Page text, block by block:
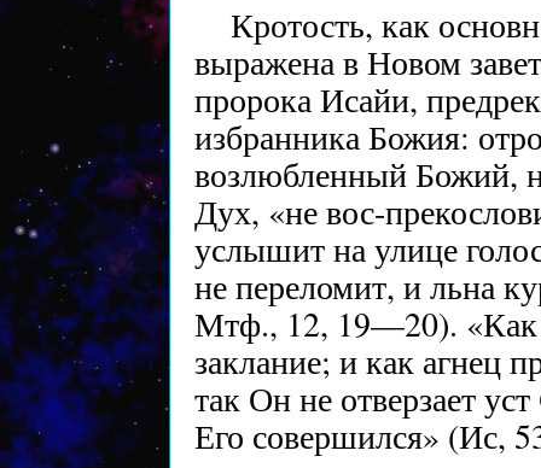
Кротость, как
выражена в Новом
пророка Исайи,
избранника Божия:
возлюбленный Божий,
Дух, «не вос-
услышит на улице
не переломит, и льна
Мтф., 12, 19—20). «Как
заклание; и как агнец
так Он не отверзает
Его совершился» (Ис,